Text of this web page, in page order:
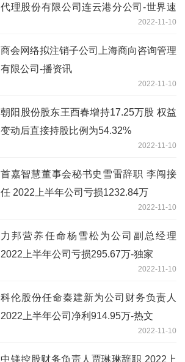
代理股份有限公司连云港分公司-世界速
2022-11-10
商会网络拟注销子公司上海商向咨询管理
有限公司-播资讯
2022-11-10
朝阳股份股东王酉春增持17.25万股 权益
变动后直接持股比例为54.32%
2022-11-10
首嘉智慧董事会秘书史雪雷辞职 李闯接
任 2022上半年公司亏损1232.84万
2022-11-10
力邦营养任命杨雪松为公司副总经理
2022上半年公司亏损295.67万-独家
2022-11-10
科伦股份任命秦建新为公司财务负责人
2022上半年公司净利914.95万-热文
2022-11-10
中镁控股财务负责人贾琳琳辞职 2022上